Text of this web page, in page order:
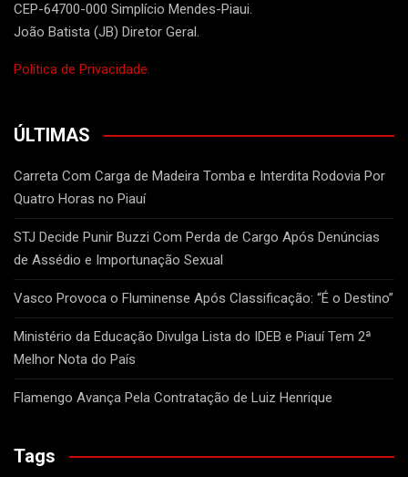
CEP-64700-000 Simplício Mendes-Piaui.
João Batista (JB) Diretor Geral.
Política de Privacidade.
ÚLTIMAS
Carreta Com Carga de Madeira Tomba e Interdita Rodovia Por
Quatro Horas no Piauí
STJ Decide Punir Buzzi Com Perda de Cargo Após Denúncias
de Assédio e Importunação Sexual
Vasco Provoca o Fluminense Após Classificação: “É o Destino”
Ministério da Educação Divulga Lista do IDEB e Piauí Tem 2ª
Melhor Nota do País
Flamengo Avança Pela Contratação de Luiz Henrique
Tags